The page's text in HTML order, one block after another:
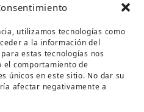
utilizamos tecnologías como
a la información del
estas tecnologías nos
el comportamiento de
únicos en este sitio. No dar su
afectar negativamente a
la Diputación de Córdoba